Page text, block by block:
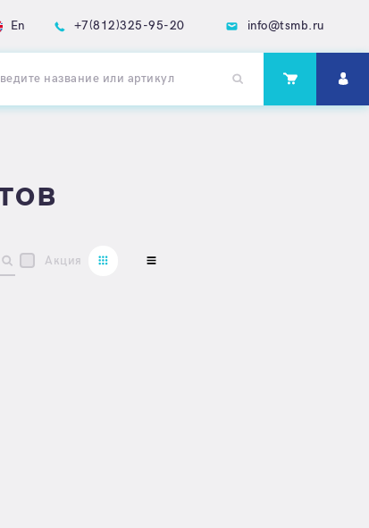
En +7(812)325-95-20 info@tsmb.ru
Акция